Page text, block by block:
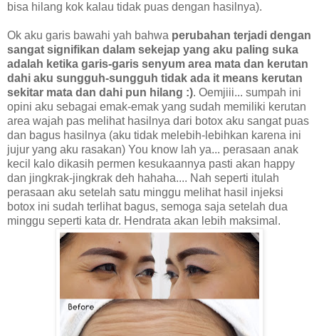
bisa hilang kok kalau tidak puas dengan hasilnya).
Ok aku garis bawahi yah bahwa perubahan terjadi dengan
sangat signifikan dalam sekejap yang aku paling suka
adalah ketika garis-garis senyum area mata dan kerutan
dahi aku sungguh-sungguh tidak ada it means kerutan
sekitar mata dan dahi pun hilang :). Oemjiii... sumpah ini
opini aku sebagai emak-emak yang sudah memiliki kerutan
area wajah pas melihat hasilnya dari botox aku sangat puas
dan bagus hasilnya (aku tidak melebih-lebihkan karena ini
jujur yang aku rasakan) You know lah ya... perasaan anak
kecil kalo dikasih permen kesukaannya pasti akan happy
dan jingkrak-jingkrak deh hahaha.... Nah seperti itulah
perasaan aku setelah satu minggu melihat hasil injeksi
botox ini sudah terlihat bagus, semoga saja setelah dua
minggu seperti kata dr. Hendrata akan lebih maksimal.